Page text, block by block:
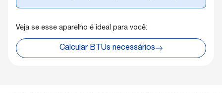
Veja se esse aparelho é ideal para você:
Calcular BTUs necessários